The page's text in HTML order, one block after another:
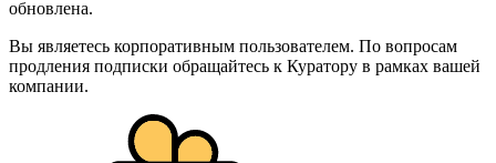
обновлена.
Вы являетесь корпоративным пользователем. По вопросам
продления подписки обращайтесь к Куратору в рамках вашей
компании.